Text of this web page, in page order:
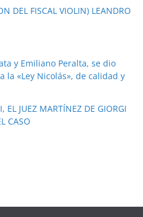
DEL FISCAL VIOLIN) LEANDRO
y Emiliano Peralta, se dio
la «Ley Nicolás», de calidad y
EL JUEZ MARTÍNEZ DE GIORGI
CASO